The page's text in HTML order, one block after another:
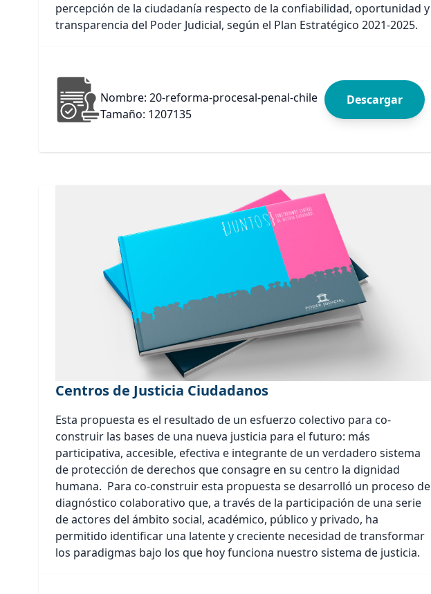
percepción de la ciudadanía respecto de la confiabilidad, oportunidad y
transparencia del Poder Judicial, según el Plan Estratégico 2021-2025.
Nombre: 20-reforma-procesal-penal-chile
Tamaño: 1207135
Descargar
Centros de Justicia Ciudadanos
Esta propuesta es el resultado de un esfuerzo colectivo para co-
construir las bases de una nueva justicia para el futuro: más
participativa, accesible, efectiva e integrante de un verdadero sistema
de protección de derechos que consagre en su centro la dignidad
humana. Para co-construir esta propuesta se desarrolló un proceso de
diagnóstico colaborativo que, a través de la participación de una serie
de actores del ámbito social, académico, público y privado, ha
permitido identificar una latente y creciente necesidad de transformar
los paradigmas bajo los que hoy funciona nuestro sistema de justicia.